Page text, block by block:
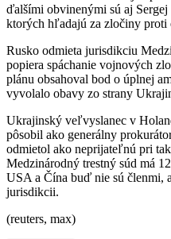
ďalšími obvinenými sú aj
ktorých hľadajú za zločiny proti
Rusko odmieta jurisdikciu
popiera spáchanie vojnových
plánu obsahoval bod o úplnej
vyvolalo obavy zo strany
Ukrajinský veľvyslanec v
pôsobil ako generálny
odmietol ako neprijateľnú pri
Medzinárodný trestný súd má
USA a Čína buď nie sú členmi,
jurisdikcii.
(reuters, max)